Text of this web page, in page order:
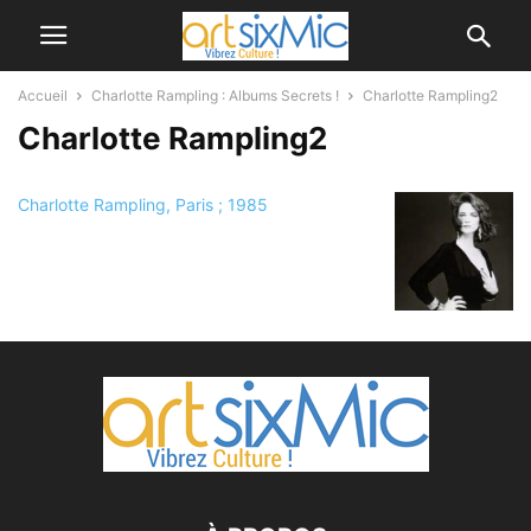
Accueil Charlotte Rampling : Albums Secrets ! Charlotte Rampling2
Charlotte Rampling2
Charlotte Rampling, Paris ; 1985